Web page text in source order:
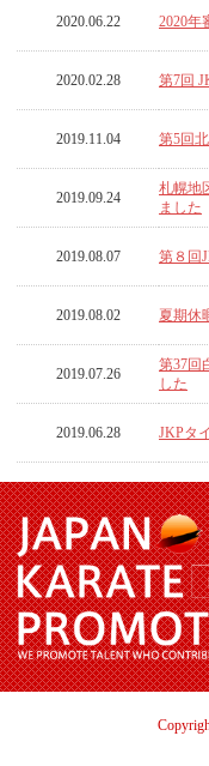
2020.06.22 2020年
2020.02.28 第7回
2019.11.04 第5回
2019.09.24
札幌地
ました
2019.08.07 第８回
2019.08.02 夏期休
2019.07.26
第37回
した
2019.06.28 JKPタ